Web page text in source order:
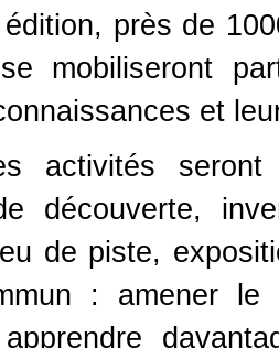
près de
mobiliseront
et
activités
découverte,
de piste,
: amener
apprendre